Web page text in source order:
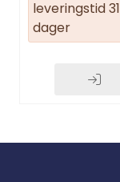
leveringstid 31
dager